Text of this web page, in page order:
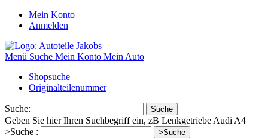
Mein Konto
Anmelden
Menü Suche Mein Konto Mein Auto
Shopsuche
Originalteilenummer
Suche: Suche
Geben Sie hier Ihren Suchbegriff ein, zB Lenkgetriebe Audi A4
>Suche :
>Suche